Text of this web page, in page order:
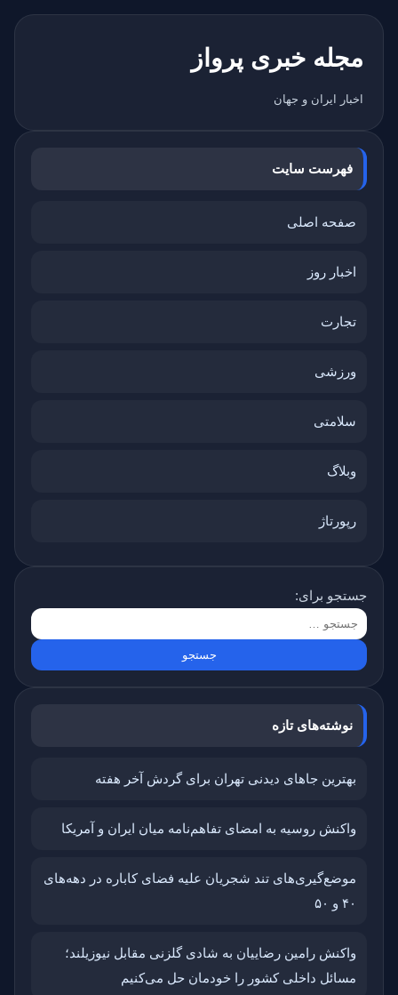
مجله خبری پرواز
اخبار ایران و جهان
فهرست سایت
صفحه اصلی
اخبار روز
تجارت
ورزشی
سلامتی
وبلاگ
رپورتاژ
جستجو برای:
نوشته‌های تازه
بهترین جاهای دیدنی تهران برای گردش آخر هفته
واکنش روسیه به امضای تفاهم‌نامه میان ایران و آمریکا
موضع‌گیری‌های تند شجریان علیه فضای کاباره در دهه‌های
۴۰ و ۵۰
واکنش رامین رضاییان به شادی گلزنی مقابل نیوزیلند؛
مسائل داخلی کشور را خودمان حل می‌کنیم